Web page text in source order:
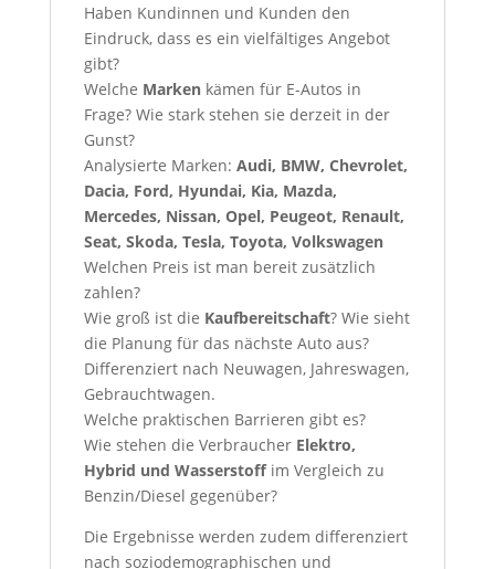
Haben Kundinnen und Kunden den
Eindruck, dass es ein vielfältiges Angebot
gibt?
Welche Marken kämen für E-Autos in
Frage? Wie stark stehen sie derzeit in der
Gunst?
Analysierte Marken: Audi, BMW, Chevrolet,
Dacia, Ford, Hyundai, Kia, Mazda,
Mercedes, Nissan, Opel, Peugeot, Renault,
Seat, Skoda, Tesla, Toyota, Volkswagen
Welchen Preis ist man bereit zusätzlich
zahlen?
Wie groß ist die Kaufbereitschaft? Wie sieht
die Planung für das nächste Auto aus?
Differenziert nach Neuwagen, Jahreswagen,
Gebrauchtwagen.
Welche praktischen Barrieren gibt es?
Wie stehen die Verbraucher Elektro,
Hybrid und Wasserstoffim Vergleich zu
Benzin/Diesel gegenüber?
Die Ergebnisse werden zudem differenziert
nach soziodemographischen und